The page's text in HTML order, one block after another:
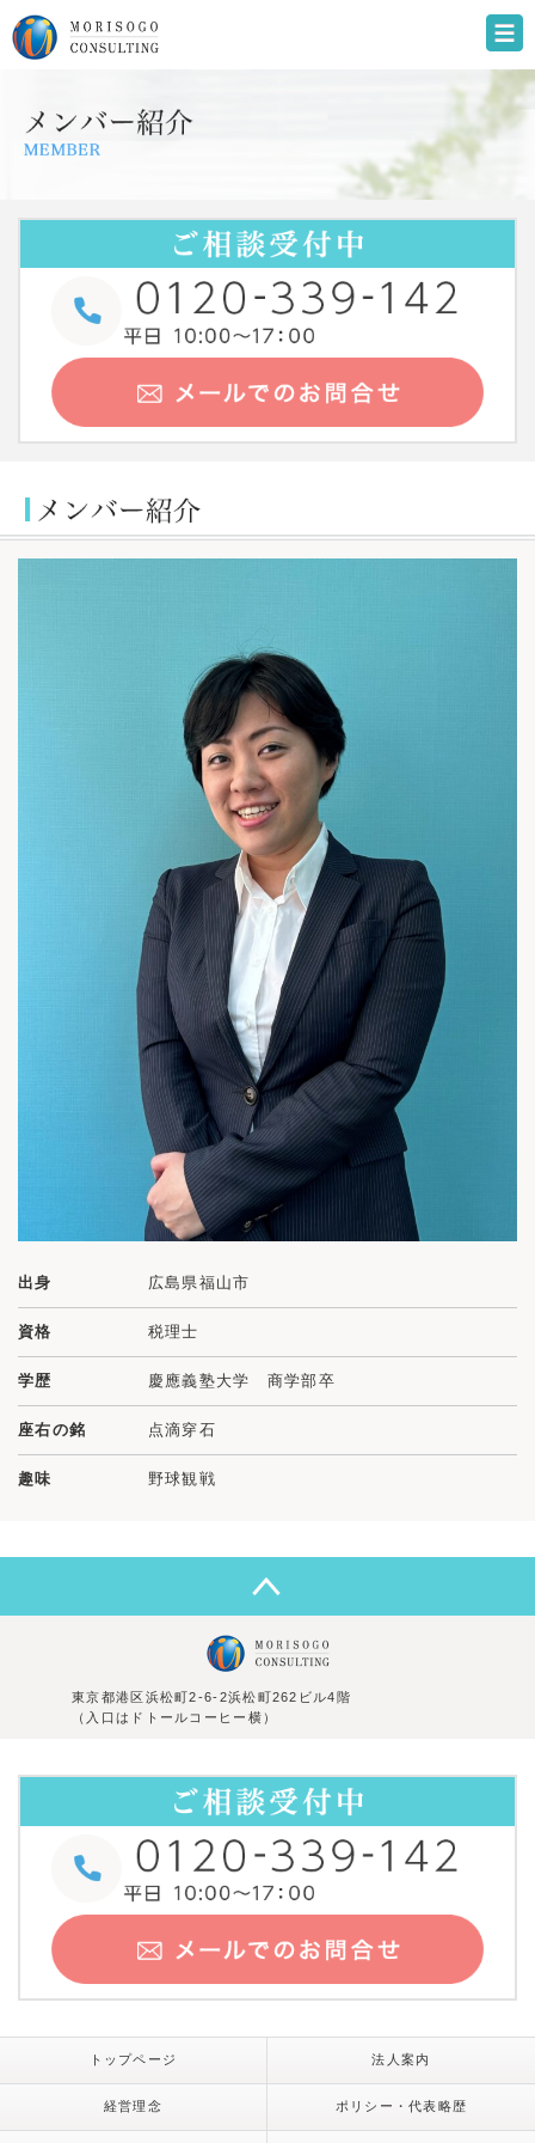
出身 広島県福山市
資格 税理士
学歴 慶應義塾大学 商学部卒
座右の銘 点滴穿石
趣味 野球観戦
東京都港区浜松町2-6-2浜松町262ビル4階
（入口はドトールコーヒー横）
トップページ 法人案内
経営理念 ポリシー・代表略歴